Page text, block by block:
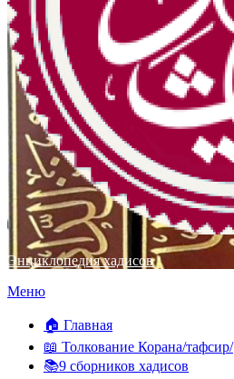
Энциклопедия хадисов
Перейти
содержимому
Меню
🏠 Главная
📖 Толкование Корана/тафсир/
📚9 сборников хадисов